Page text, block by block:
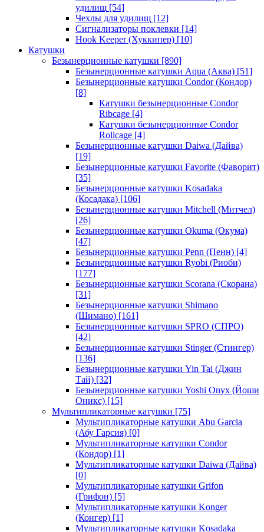
удилищ [54]
Чехлы для удилищ [12]
Сигнализаторы поклевки [14]
Hook Keeper (Хуккипер) [10]
Катушки
Безынерционные катушки [890]
Безынерционные катушки Aqua (Аква) [51]
Безынерционные катушки Condor (Кондор)
[8]
Катушки безынерционные Condor
Ribcage [4]
Катушки безынерционные Condor
Rollcage [4]
Безынерционные катушки Daiwa (Дайва)
[19]
Безынерционные катушки Favorite (Фаворит)
[35]
Безынерционные катушки Kosadaka
(Косадака) [106]
Безынерционные катушки Mitchell (Митчел)
[26]
Безынерционные катушки Okuma (Окума)
[47]
Безынерционные катушки Penn (Пенн) [4]
Безынерционные катушки Ryobi (Риоби)
[177]
Безынерционные катушки Scorana (Скорана)
[31]
Безынерционные катушки Shimano
(Шимано) [161]
Безынерционные катушки SPRO (СПРО)
[42]
Безынерционные катушки Stinger (Стингер)
[136]
Безынерционные катушки Yin Tai (Джин
Тай) [32]
Безынерционные катушки Yoshi Onyx (Йоши
Оникс) [15]
Мультипликаторные катушки [75]
Мультипликаторные катушки Abu Garcia
(Абу Гарсия) [0]
Мультипликаторные катушки Condor
(Кондор) [1]
Мультипликаторные катушки Daiwa (Дайва)
[0]
Мультипликаторные катушки Grifon
(Грифон) [5]
Мультипликаторные катушки Konger
(Конгер) [1]
Мультипликаторные катушки Kosadaka